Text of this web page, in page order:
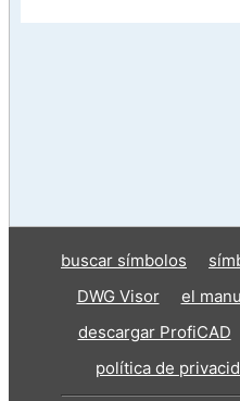
buscar símbolos
DWG Visor
el
descargar ProfiCAD
política de